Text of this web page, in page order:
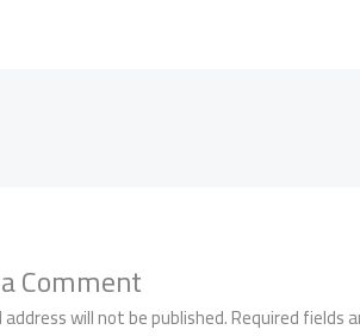
Comment
address will not be published.Required fields